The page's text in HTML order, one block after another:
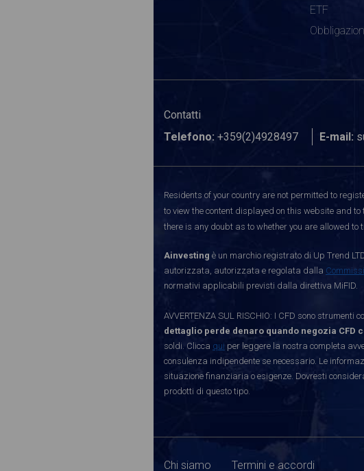
ETF
Contatti
Telefono: +359(2)4928497 E-mail:
Residents of your country are not permitted to
to view the content displayed on this website and
there is any doubt as to whether you are allowed
Ainvesting è un marchio registrato di Up Trend
autorizzata, autorizzata e regolata dalla
normativi applicabili previsti dalla direttiva MiFID.
AVVERTENZA SUL RISCHIO: I CFD sono
dettaglio perde denaro quando negozia CFD
soldi. Clicca qui per leggere la nostra completa
consulenza indipendente se necessario. Le
situazione finanziaria o esigenze. Dovresti
prodotti di questo tipo.
Chi siamo Termini e accordi